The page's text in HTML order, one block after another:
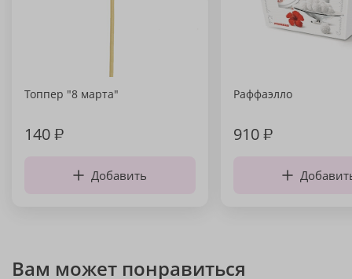
Топпер "8 марта"
140₽
Добавить
Раффаэлло
910₽
Вам может понравиться